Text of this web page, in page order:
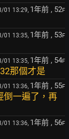
01 13:29, 1年前 , 52F
01 13:35, 1年前 , 53F
01 13:35, 1年前 , 54F
那個才是
01 13:36, 1年前 , 55F
倒一遍了，再
01 13:36, 1年前 , 56F